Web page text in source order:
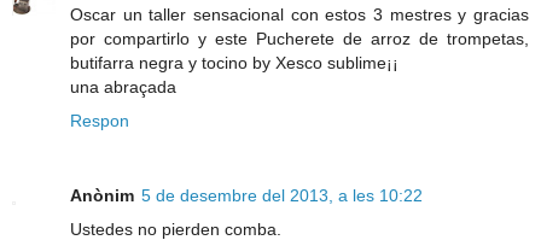
Oscar un taller sensacional con estos 3 mestres y gracias
por compartirlo y este Pucherete de arroz de trompetas,
butifarra negra y tocino by Xesco sublime¡¡
una abraçada
Respon
Anònim 5 de desembre del 2013, a les 10:22
Ustedes no pierden comba.